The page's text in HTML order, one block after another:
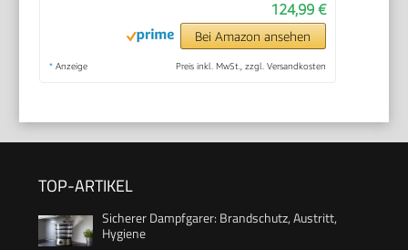
124,99 €
Bei Amazon ansehen
* Anzeige Preis inkl. MwSt., zzgl. Versandkosten
TOP-ARTIKEL
Sicherer Dampfgarer: Brandschutz, Austritt,
Hygiene